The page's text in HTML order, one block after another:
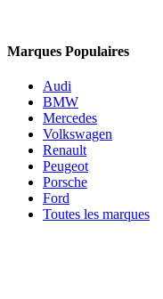
Marques Populaires
Audi
BMW
Mercedes
Volkswagen
Renault
Peugeot
Porsche
Ford
Toutes les marques